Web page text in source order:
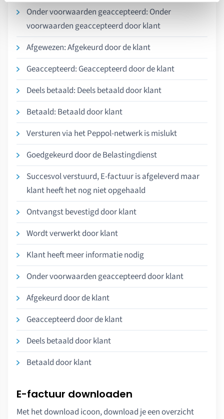
Onder voorwaarden geaccepteerd: Onder
voorwaarden geaccepteerd door klant
Afgewezen: Afgekeurd door de klant
Geaccepteerd: Geaccepteerd door de klant
Deels betaald: Deels betaald door klant
Betaald: Betaald door klant
Versturen via het Peppol-netwerk is mislukt
Goedgekeurd door de Belastingdienst
Succesvol verstuurd, E-factuur is afgeleverd maar
klant heeft het nog niet opgehaald
Ontvangst bevestigd door klant
Wordt verwerkt door klant
Klant heeft meer informatie nodig
Onder voorwaarden geaccepteerd door klant
Afgekeurd door de klant
Geaccepteerd door de klant
Deels betaald door klant
Betaald door klant
E-factuur downloaden
Met het download icoon, download je een overzicht